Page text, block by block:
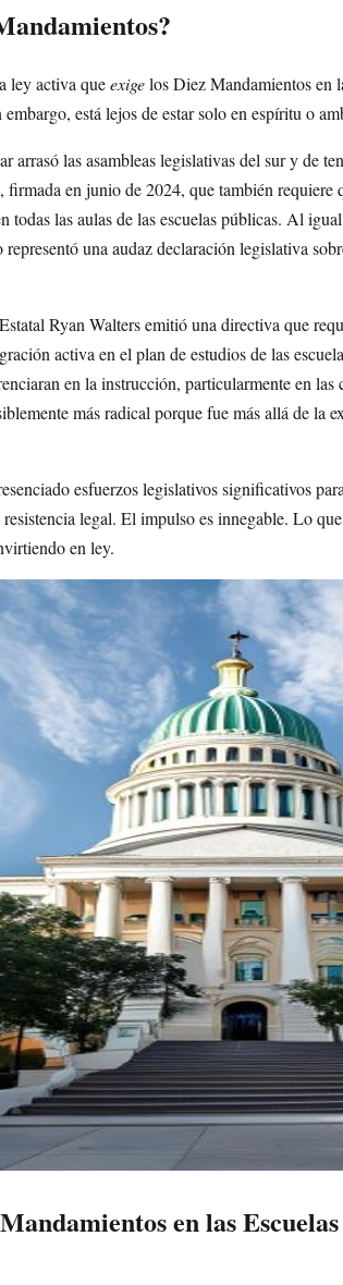
ley activa queexigelos Diez Mandamientos en
está lejos de estar solo en espíritu o
las asambleas legislativas del sur y de
en junio de 2024, que también requiere
todas las aulas de las escuelas públicas. Al
una audaz declaración legislativa
Ryan Walters emitió una directiva que
activa en el plan de estudios de las
en la instrucción, particularmente en las
más radical porque fue más allá de la
esfuerzos legislativos significativos
legal. El impulso es innegable. Lo
en ley.
en las